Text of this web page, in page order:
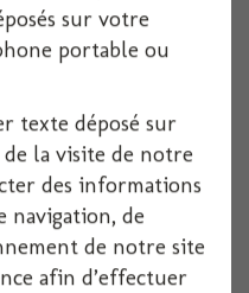
sur votre
portable ou
texte déposé sur
de la visite de notre
des informations
navigation, de
de notre site
afin d’effectuer